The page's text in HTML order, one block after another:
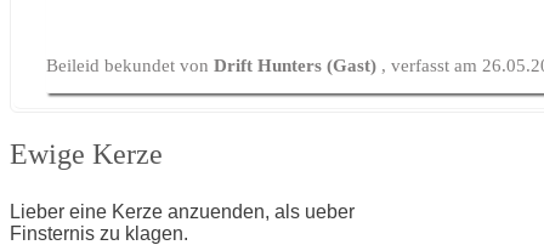
Beileid bekundet vonDrift Hunters (Gast) , verfasst am
Ewige Kerze
Lieber eine Kerze anzuenden, als ueber
Finsternis zu klagen.